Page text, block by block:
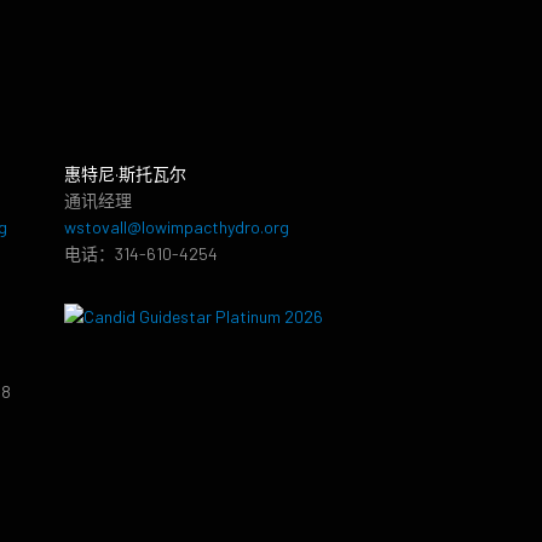
惠特尼·斯托瓦尔
通讯经理
wstovall@lowimpacthydro.org
电话：314-610-4254